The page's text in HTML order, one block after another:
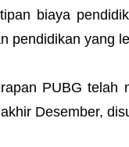
biaya
pendidikan yang
PUBG
Desember,